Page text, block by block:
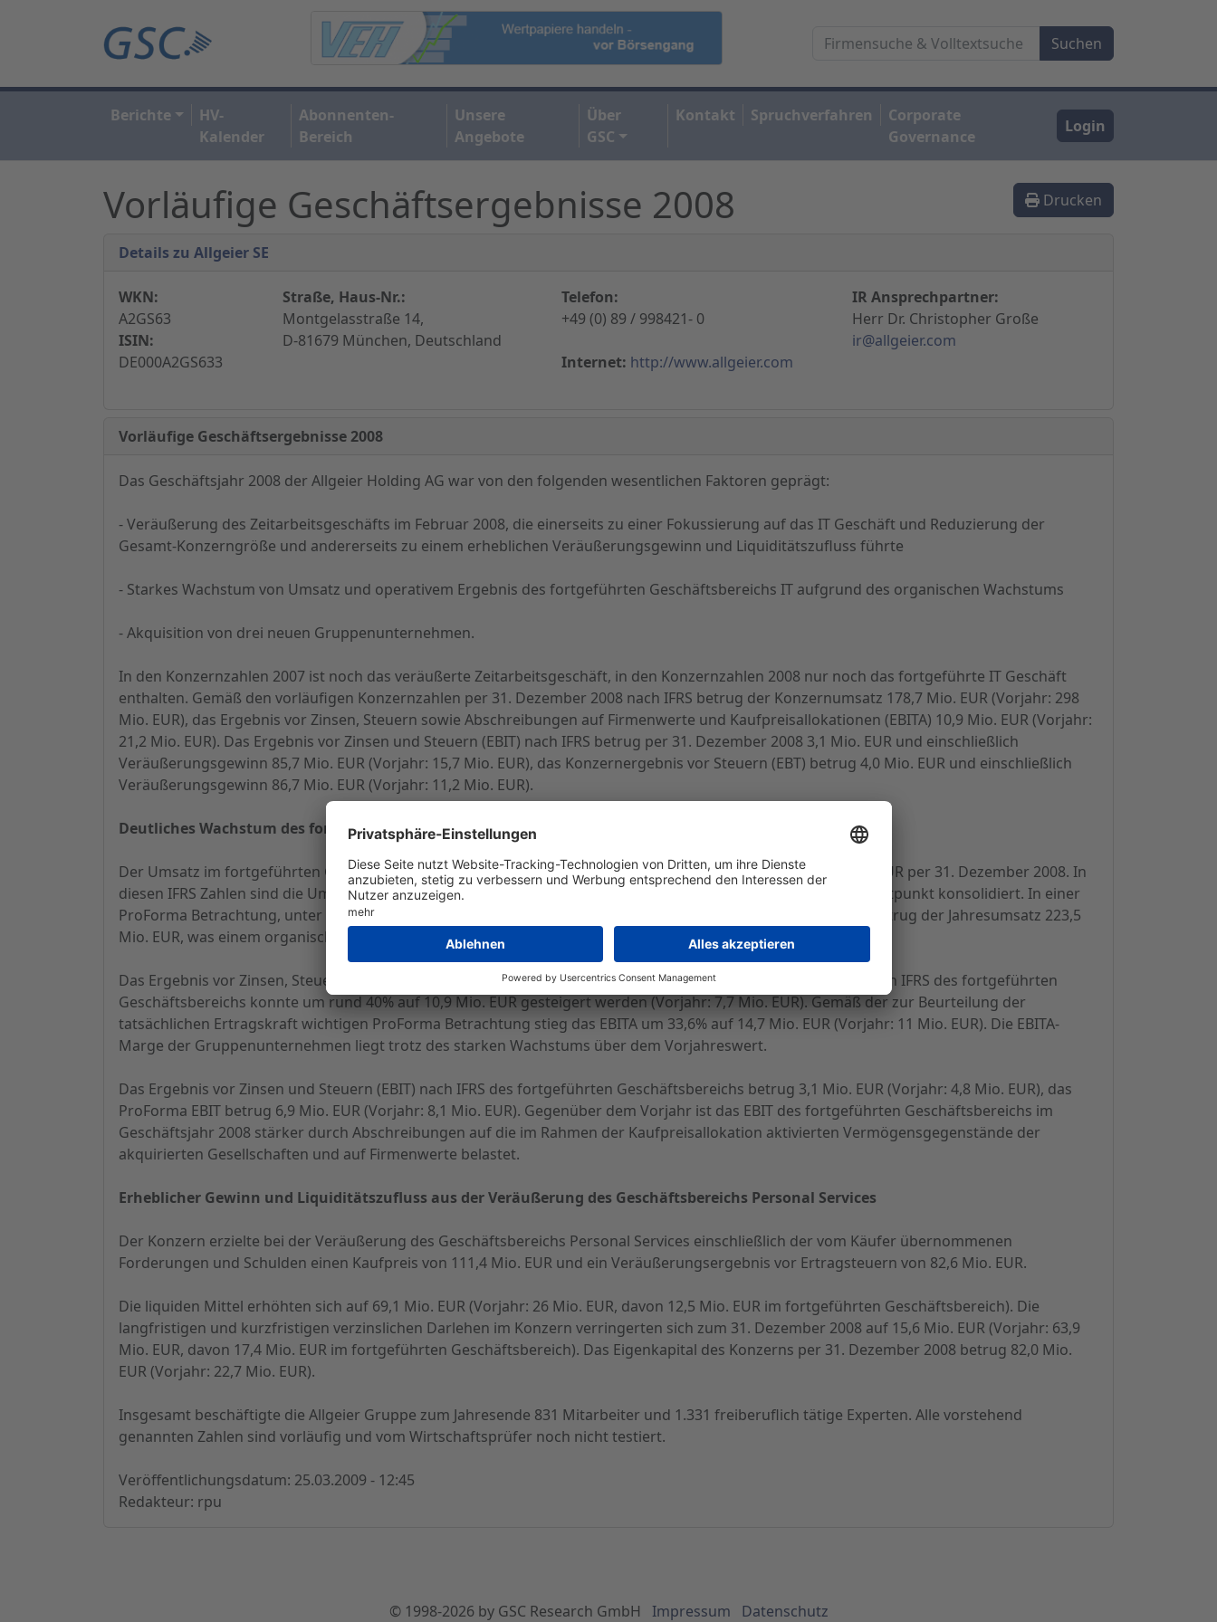
Berichte
HV-
Kalender
Abonnenten-
Bereich
Unsere
Angebote
Über
GSC
Kontakt Spruchverfahren
Corporate
Governance
Login
Drucken
Vorläufige Geschäftsergebnisse 2008
Details zu Allgeier SE
WKN:
A2GS63
ISIN:
DE000A2GS633
Straße, Haus-Nr.:
Montgelasstraße 14,
D-81679 München, Deutschland
Telefon:
+49 (0) 89 / 998421- 0
Internet: http://www.allgeier.com
IR Ansprechpartner:
Herr Dr. Christopher Große
ir@allgeier.com
Vorläufige Geschäftsergebnisse 2008
Das Geschäftsjahr 2008 der Allgeier Holding AG war von den folgenden wesentlichen Faktoren geprägt:
- Veräußerung des Zeitarbeitsgeschäfts im Februar 2008, die einerseits zu einer Fokussierung auf das IT Geschäft und Reduzierung der
Gesamt-Konzerngröße und andererseits zu einem erheblichen Veräußerungsgewinn und Liquiditätszufluss führte
- Starkes Wachstum von Umsatz und operativem Ergebnis des fortgeführten Geschäftsbereichs IT aufgrund des organischen Wachstums
- Akquisition von drei neuen Gruppenunternehmen.
In den Konzernzahlen 2007 ist noch das veräußerte Zeitarbeitsgeschäft, in den Konzernzahlen 2008 nur noch das fortgeführte IT Geschäft
enthalten. Gemäß den vorläufigen Konzernzahlen per 31. Dezember 2008 nach IFRS betrug der Konzernumsatz 178,7 Mio. EUR (Vorjahr: 298
Mio. EUR), das Ergebnis vor Zinsen, Steuern sowie Abschreibungen auf Firmenwerte und Kaufpreisallokationen (EBITA) 10,9 Mio. EUR (Vorjahr:
21,2 Mio. EUR). Das Ergebnis vor Zinsen und Steuern (EBIT) nach IFRS betrug per 31. Dezember 2008 3,1 Mio. EUR und einschließlich
Veräußerungsgewinn 85,7 Mio. EUR (Vorjahr: 15,7 Mio. EUR), das Konzernergebnis vor Steuern (EBT) betrug 4,0 Mio. EUR und einschließlich
Veräußerungsgewinn 86,7 Mio. EUR (Vorjahr: 11,2 Mio. EUR).
Deutliches Wachstum des fortgeführten Geschäftsbereichs
Der Umsatz im fortgeführten Geschäftsbereich stieg von 133,4 Mio. EUR im Vorjahr um ca. 34% auf 178,7 Mio. EUR per 31. Dezember 2008. In
diesen IFRS Zahlen sind die Umsatzanteile der in 2008 erworbenen Unternehmen zeitanteilig ab dem Erwerbszeitpunkt konsolidiert. In einer
ProForma Betrachtung, unter Einbezug der gesamten Jahresumsätze der in 2008 erworbenen Unternehmen, betrug der Jahresumsatz 223,5
Mio. EUR, was einem organischen Wachstum von ca. 24% entspricht.
Das Ergebnis vor Zinsen, Steuern sowie Abschreibungen auf Firmenwerte und Kaufpreisallokationen (EBITA) nach IFRS des fortgeführten
Geschäftsbereichs konnte um rund 40% auf 10,9 Mio. EUR gesteigert werden (Vorjahr: 7,7 Mio. EUR). Gemäß der zur Beurteilung der
tatsächlichen Ertragskraft wichtigen ProForma Betrachtung stieg das EBITA um 33,6% auf 14,7 Mio. EUR (Vorjahr: 11 Mio. EUR). Die EBITA-
Marge der Gruppenunternehmen liegt trotz des starken Wachstums über dem Vorjahreswert.
Das Ergebnis vor Zinsen und Steuern (EBIT) nach IFRS des fortgeführten Geschäftsbereichs betrug 3,1 Mio. EUR (Vorjahr: 4,8 Mio. EUR), das
ProForma EBIT betrug 6,9 Mio. EUR (Vorjahr: 8,1 Mio. EUR). Gegenüber dem Vorjahr ist das EBIT des fortgeführten Geschäftsbereichs im
Geschäftsjahr 2008 stärker durch Abschreibungen auf die im Rahmen der Kaufpreisallokation aktivierten Vermögensgegenstände der
akquirierten Gesellschaften und auf Firmenwerte belastet.
Erheblicher Gewinn und Liquiditätszufluss aus der Veräußerung des Geschäftsbereichs Personal Services
Der Konzern erzielte bei der Veräußerung des Geschäftsbereichs Personal Services einschließlich der vom Käufer übernommenen
Forderungen und Schulden einen Kaufpreis von 111,4 Mio. EUR und ein Veräußerungsergebnis vor Ertragsteuern von 82,6 Mio. EUR.
Die liquiden Mittel erhöhten sich auf 69,1 Mio. EUR (Vorjahr: 26 Mio. EUR, davon 12,5 Mio. EUR im fortgeführten Geschäftsbereich). Die
langfristigen und kurzfristigen verzinslichen Darlehen im Konzern verringerten sich zum 31. Dezember 2008 auf 15,6 Mio. EUR (Vorjahr: 63,9
Mio. EUR, davon 17,4 Mio. EUR im fortgeführten Geschäftsbereich). Das Eigenkapital des Konzerns per 31. Dezember 2008 betrug 82,0 Mio.
EUR (Vorjahr: 22,7 Mio. EUR).
Insgesamt beschäftigte die Allgeier Gruppe zum Jahresende 831 Mitarbeiter und 1.331 freiberuflich tätige Experten. Alle vorstehend
genannten Zahlen sind vorläufig und vom Wirtschaftsprüfer noch nicht testiert.
Veröffentlichungsdatum: 25.03.2009 - 12:45
Redakteur: rpu
© 1998-2026by GSC Research GmbH Impressum Datenschutz